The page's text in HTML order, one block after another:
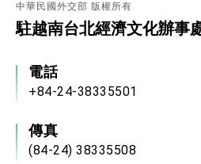
總統發表執政周年談
團結 迎風轉型 穩健
總統重要談話
我國政府將在美國亞利
事處」，進一步深化台
中華民國外交部 版權所有
駐越南台北經濟文化辦事
電話
+84-24-38335501
傳真
(84-24) 38335508